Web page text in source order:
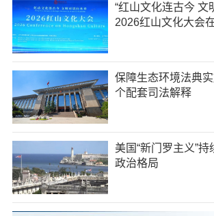
“红山文化连古今 文
2026红山文化大会
保障生态环境法典
个配套司法解释
美国“新门罗主义”
政治格局